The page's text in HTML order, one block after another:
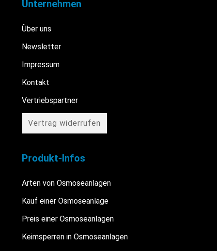
Unternehmen
Über uns
Newsletter
Impressum
Kontakt
Vertriebspartner
Vertrag widerrufen
Produkt-Infos
Arten von Osmoseanlagen
Kauf einer Osmoseanlage
Preis einer Osmoseanlagen
Keimsperren in Osmoseanlagen